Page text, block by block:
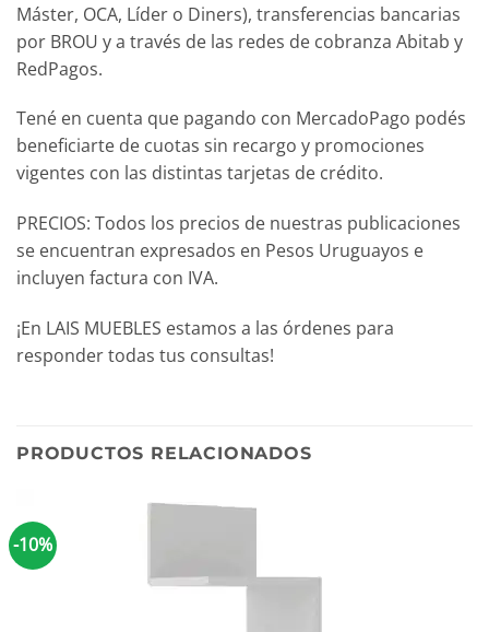
Máster, OCA, Líder o Diners), transferencias bancarias
por BROU y a través de las redes de cobranza Abitab y
RedPagos.
Tené en cuenta que pagando con MercadoPago podés
beneficiarte de cuotas sin recargo y promociones
vigentes con las distintas tarjetas de crédito.
PRECIOS: Todos los precios de nuestras publicaciones
se encuentran expresados en Pesos Uruguayos e
incluyen factura con IVA.
¡En LAIS MUEBLES estamos a las órdenes para
responder todas tus consultas!
PRODUCTOS RELACIONADOS
-10%